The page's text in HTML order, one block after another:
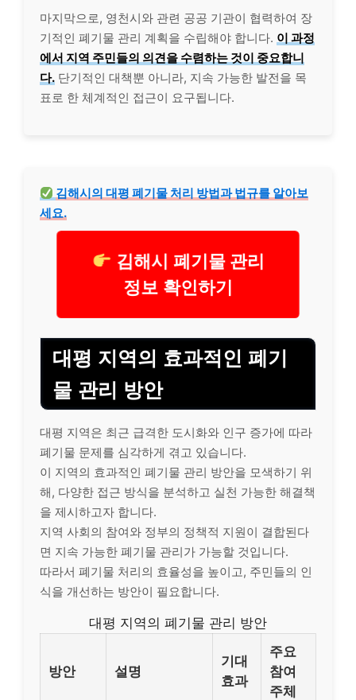
마지막으로, 영천시와 관련 공공 기관이 협력하여 장
기적인 폐기물 관리 계획을 수립해야 합니다. 이 과정
에서 지역 주민들의 의견을 수렴하는 것이 중요합니
다. 단기적인 대책뿐 아니라, 지속 가능한 발전을 목
표로 한 체계적인 접근이 요구됩니다.
김해시의 대평 폐기물 처리 방법과 법규를 알아보
세요.
김해시 폐기물 관리
정보 확인하기
대평 지역의 효과적인 폐기
물 관리 방안
대평 지역은 최근 급격한 도시화와 인구 증가에 따라
폐기물 문제를 심각하게 겪고 있습니다.
이 지역의 효과적인 폐기물 관리 방안을 모색하기 위
해, 다양한 접근 방식을 분석하고 실천 가능한 해결책
을 제시하고자 합니다.
지역 사회의 참여와 정부의 정책적 지원이 결합된다
면 지속 가능한 폐기물 관리가 가능할 것입니다.
따라서 폐기물 처리의 효율성을 높이고, 주민들의 인
식을 개선하는 방안이 필요합니다.
대평 지역의 폐기물 관리 방안
방안 설명
기대
효과
주요
참여
주체